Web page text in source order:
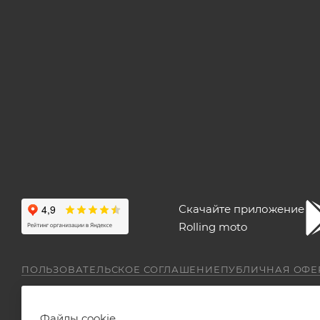
Скачайте приложение
Rolling moto
ПОЛЬЗОВАТЕЛЬСКОЕ СОГЛАШЕНИЕПУБЛИЧНАЯ